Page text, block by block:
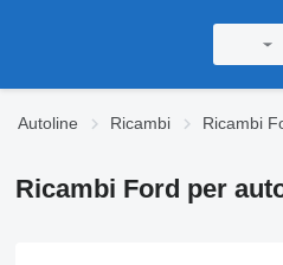
Autoline Ricambi Ricambi
Ricambi Ford per